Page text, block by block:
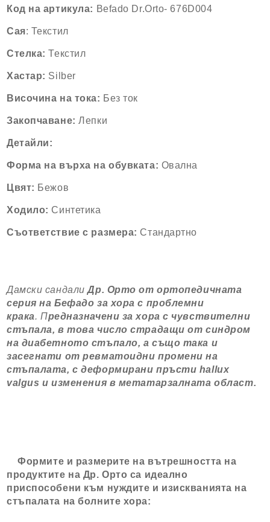
Код на артикула: Befado Dr.Orto- 676D004
Сая: Текстил
Стелка: Текстил
Хастар: Silber
Височина на тока: Без ток
Закопчаване: Лепки
Детайли:
Форма на върха на обувката: Овална
Цвят: Бежов
Ходило:Синтетика
Съответствие с размера: Стандартно
Дамски сандалиДр. Орто от ортопедичната
серия на Бефадо за хора с проблемни
крака. Предназначени за хора с чувствителни
стъпала, в това число страдащи от синдром
на диабетното стъпало, а също така и
засегнати от ревматоидни промени на
стъпалата, с деформирани пръсти hallux
valgus и изменения в метатарзалната област.
Формите и размерите на вътрешността на
продуктите на Др. Орто са идеално
приспособени към нуждите и изискванията на
стъпалата на болните хора: